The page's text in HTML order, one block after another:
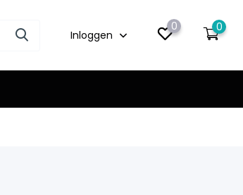
Inloggen
0 0